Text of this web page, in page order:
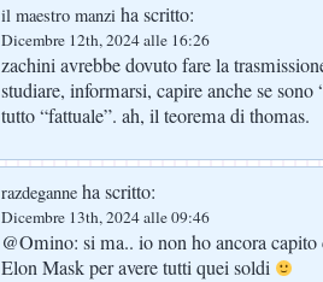
il maestro manzi ha scritto:
Dicembre 12th, 2024 alle 16:26
zachini avrebbe dovuto fare la
studiare, informarsi, capire anche se sono
tutto “fattuale”. ah, il teorema di thomas.
razdeganne ha scritto:
Dicembre 13th, 2024 alle 09:46
@Omino: si ma.. io non ho ancora
Elon Mask per avere tutti quei soldi